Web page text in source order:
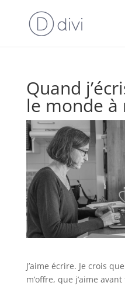
Quand
le monde à
J’aime écrire. Je crois
m’offre, que j’aime